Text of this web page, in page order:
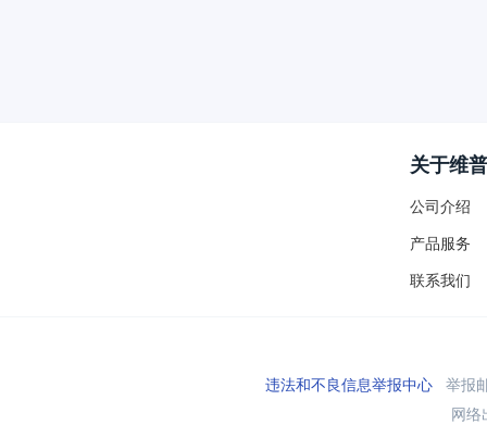
关于维普
公司介绍
产品服务
联系我们
违法和不良信息举报中心举报
网